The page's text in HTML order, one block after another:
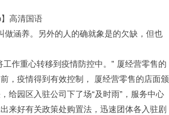
高清国语
涵养。另外的人的确就象是的欠缺，但也
作重心转移到疫情防控中。” 厦经营零售的
，疫情得到有效控制， 厦经营零售的店面颁
给园区入驻公司下了场“及时雨”，服务中心
来好有关政策处购置法，迅速团体各入驻剧